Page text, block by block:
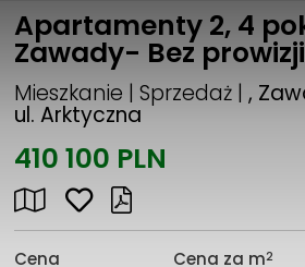
Apartamenty 2, 4
Zawady- Bez prowizji
Mieszkanie | Sprzedaż |,
ul. Arktyczna
410 100 PLN
Cena Cena za m2